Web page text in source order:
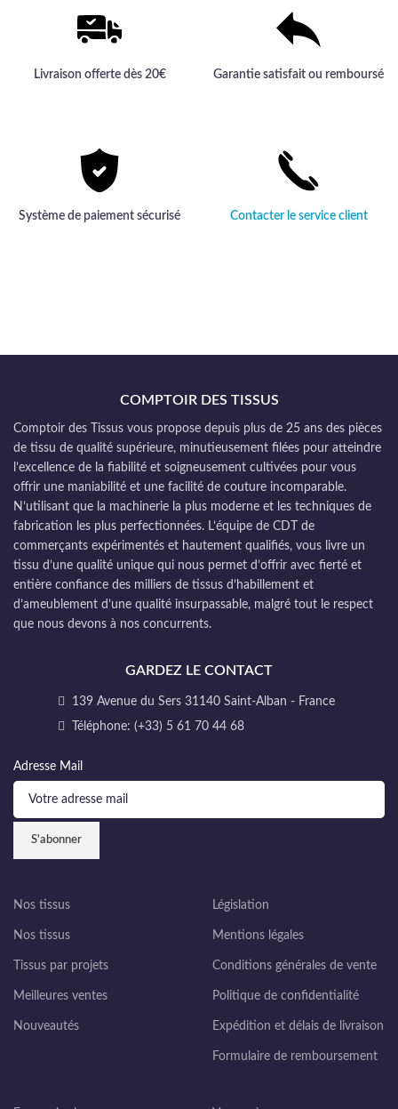
Livraison offerte dès 20€ Garantie satisfait ou remboursé
Système de paiement sécurisé Contacter le service client
COMPTOIR DES TISSUS
Comptoir des Tissus vous propose depuis plus de 25 ans des pièces
de tissu de qualité supérieure, minutieusement filées pour atteindre
l’excellence de la fiabilité et soigneusement cultivées pour vous
offrir une maniabilité et une facilité de couture incomparable.
N’utilisant que la machinerie la plus moderne et les techniques de
fabrication les plus perfectionnées. L’équipe de CDT de
commerçants expérimentés et hautement qualifiés, vous livre un
tissu d’une qualité unique qui nous permet d’offrir avec fierté et
entière confiance des milliers de tissus d’habillement et
d’ameublement d’une qualité insurpassable, malgré tout le respect
que nous devons à nos concurrents.
GARDEZ LE CONTACT
139 Avenue du Sers 31140 Saint-Alban - France
Téléphone: (+33) 5 61 70 44 68
Adresse Mail
Nos tissus
Nos tissus
Tissus par projets
Meilleures ventes
Nouveautés
Législation
Mentions légales
Conditions générales de vente
Politique de confidentialité
Expédition et délais de livraison
Formulaire de remboursement